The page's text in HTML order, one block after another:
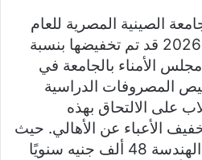
الصينية المصرية للعام
الدراسي الجديد 2025-2026 قد تم تخفيضها بنسبة
الأمناء بالجامعة في
المصروفات الدراسية
على الالتحاق بهذه
الأعباء عن الأهالي. حيث
أصبحت مصروفات كلية الهندسة 48 ألف جنيه سنويًا